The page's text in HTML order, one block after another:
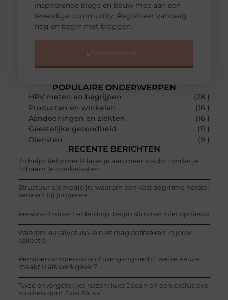
POPULAIRE ONDERWERPEN
HRV meten en begrijpen
(28 )
Producten en winkelen
(16 )
Aandoeningen en ziekten
(16 )
Geestelijke gezondheid
(11 )
Diensten
(9 )
RECENTE BERICHTEN
Zo helpt Reformer Pilates je aan meer kracht zonder je
lichaam te overbelasten
Structuur als medicijn: waarom een vast dagritme herstel
versnelt bij jongeren
Personal trainer Leiderdorp: begin slimmer, niet opnieuw
Waarom eucalyptusolie niet mag ontbreken in jouw
collectie
Pensioencompensatie of overgangsrecht: welke keuze
maakt u als werkgever?
Twee onvergetelijke reizen: luxe Japan en een exclusieve
rondreis door Zuid Afrika
inspirerende blogs en bouw mee aan een
levendige community. Registreer vandaag
nog en begin met bloggen.
Registreer nu!